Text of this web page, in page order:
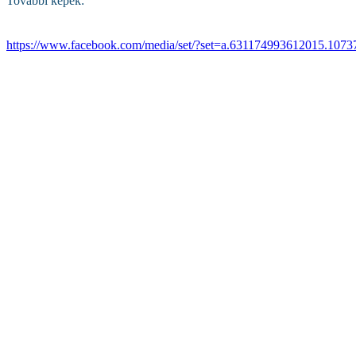
https://www.facebook.com/media/set/